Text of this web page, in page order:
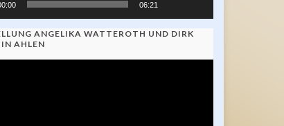
06:21
ANGELIKA WATTEROTH UND DIRK
IN AHLEN